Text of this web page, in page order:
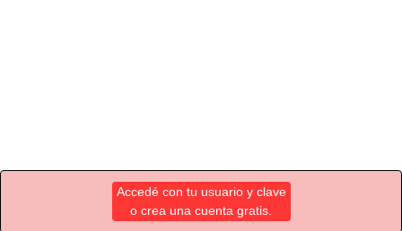
Accedé con tu usuario y clave
o crea una cuenta gratis.